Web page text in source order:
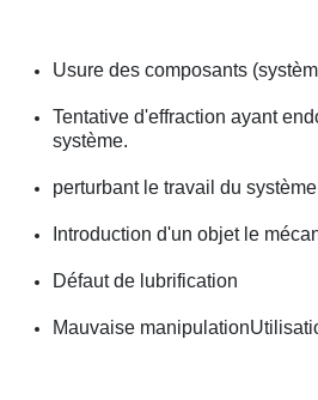
Usure des composants
Tentative d'effraction ayant
système.
perturbant le travail du
Introduction d'un objet le
Défaut de lubrification
Mauvaise